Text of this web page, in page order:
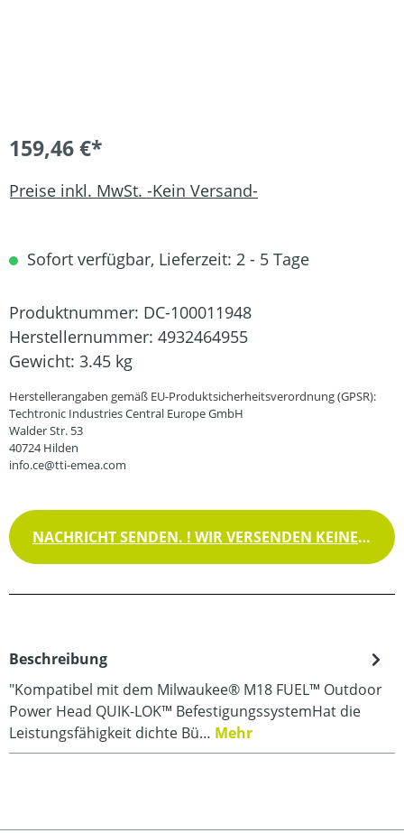
159,46 €*
Preise inkl. MwSt. -Kein Versand-
Sofort verfügbar, Lieferzeit: 2 - 5 Tage
Produktnummer: DC-100011948
Herstellernummer: 4932464955
Gewicht: 3.45 kg
Herstellerangaben gemäß EU-Produktsicherheitsverordnung (GPSR):
Techtronic Industries Central Europe GmbH
Walder Str. 53
40724 Hilden
info.ce@tti-emea.com
NACHRICHT SENDEN. ! WIR VERSENDEN KEINE WAREN !
Beschreibung
"Kompatibel mit dem Milwaukee® M18 FUEL™ Outdoor
Power Head QUIK-LOK™ BefestigungssystemHat die
Leistungsfähigkeit dichte Bü… Mehr